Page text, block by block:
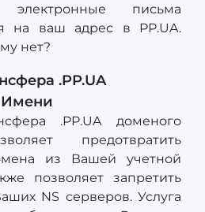
письма
на ваш адрес в PP.UA.
нет?
.PP.UA
.PP.UA доменого
предотвратить
из Вашей учетной
позволяет запретить
NS серверов. Услуга